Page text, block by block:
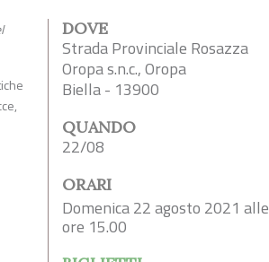
DOVE
Strada Provinciale Rosazza
Oropa s.n.c., Oropa
Biella - 13900
QUANDO
22/08
ORARI
Domenica 22 agosto 2021 alle
ore 15.00